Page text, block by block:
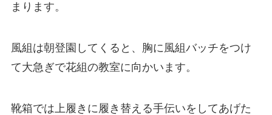
まります。
風組は朝登園してくると、胸に風組バッチをつけ
て大急ぎで花組の教室に向かいます。
靴箱では上履きに履き替える手伝いをしてあげた